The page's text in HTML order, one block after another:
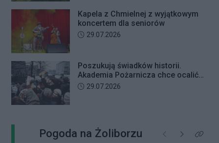
Kapela z Chmielnej z wyjątkowym
koncertem dla seniorów
Data dodania artykułu:
29.07.2026
Poszukują świadków historii.
Akademia Pożarnicza chce ocalić
wspomnienia z pamiętnego strajku
Data dodania artykułu:
29.07.2026
Pogoda na Żoliborzu Poprzednie
NastępneKliknij